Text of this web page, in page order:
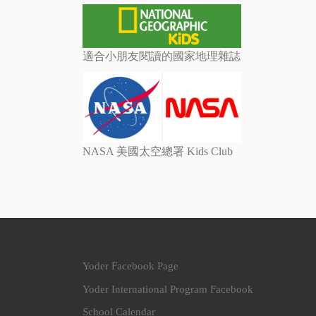
適合小朋友閱讀的國家地理雜誌
NASA 美國太空總署 Kids Club
Yoder Facebook Page
Yoder International Program Facebook
School Calendar